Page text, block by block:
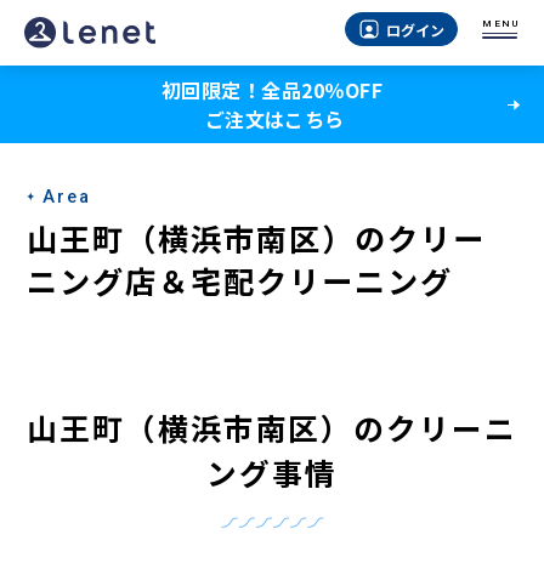
山
王
（横
浜
市
南
ク
リ
ログイン MENU
初回限定！全品20％OFF
ご注文はこちら
Area
山王町（横浜市南区）のクリー
ニング店＆宅配クリーニング
山王町（横浜市南区）のクリーニ
ング事情